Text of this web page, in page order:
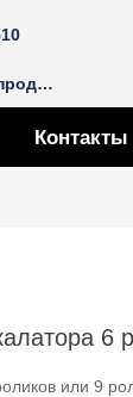
6
или 9